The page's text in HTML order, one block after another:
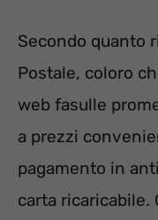
Secondo quanto
Postale, coloro
web fasulle
a prezzi
pagamento in
carta ricaricabile.